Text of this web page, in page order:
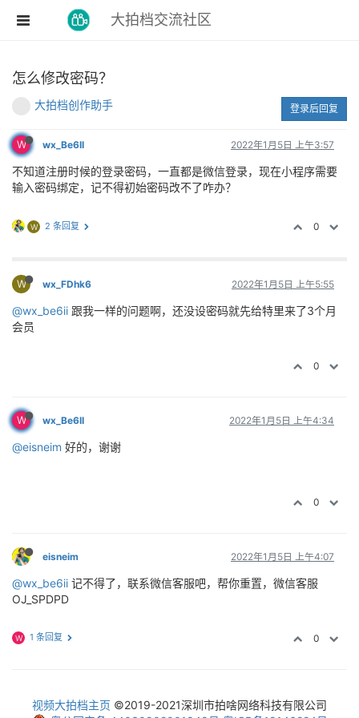
大拍档交流社区
怎么修改密码？
大拍档创作助手 登录后回复
W wx_Be6II 2022年1月5日 上午3:57
不知道注册时候的登录密码，一直都是微信登录，现在小程序需要
输入密码绑定，记不得初始密码改不了咋办？
W 2 条回复 0
W wx_FDhk6 2022年1月5日 上午5:55
@wx_be6ii 跟我一样的问题啊，还没设密码就先给特里来了3个月
会员
0
W wx_Be6II 2022年1月5日 上午4:34
@eisneim 好的，谢谢
0
eisneim 2022年1月5日 上午4:07
@wx_be6ii 记不得了，联系微信客服吧，帮你重置，微信客服
OJ_SPDPD
W 1 条回复 0
视频大拍档主页 ©2019-2021深圳市拍啥网络科技有限公司